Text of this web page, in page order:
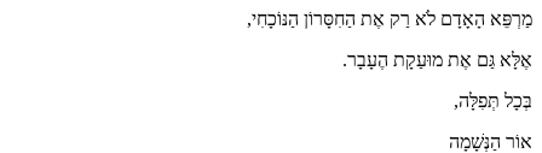
מַרְפֵּא הָאָדָם לֹא רַק אֶת הַחִסָּרוֹן הַנּוֹכָחִי,
אֶלָּא גַּם אֶת מוּעַקָת הֶעָבָר.
בְּכָל תְּפִלָּה,
אוֹר הַנְּשָׁמָה